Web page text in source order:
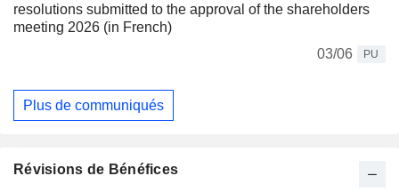
resolutions submitted to the approval of the shareholders
meeting 2026 (in French)
03/06
PU
Plus de communiqués
Révisions de Bénéfices